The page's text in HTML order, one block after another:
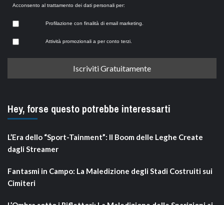
Acconsento al trattamento dei dati personali per:
Profilazione con finalità di email marketing.
Attività promozionali a per conto terzi.
Hey, forse questo potrebbe interessarti
L’Era dello “Sport-Tainment”: Il Boom delle Leghe Create
dagli Streamer
Fantasmi in Campo: La Maledizione degli Stadi Costruiti sui
Cimiteri